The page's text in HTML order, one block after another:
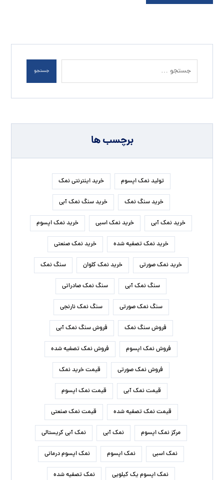
جستجو
برچسب ها
تولید نمک اپسوم خرید اینترنتی نمک
خرید سنگ نمک خرید سنگ نمک آبی
خرید نمک آبی خرید نمک اسبی خرید نمک اپسوم
خرید نمک تصفیه شده خرید نمک صنعتی
خرید نمک صورتی خرید نمک کلوان سنگ نمک
سنگ نمک آبی سنگ نمک صادراتی
سنگ نمک صورتی سنگ نمک نارنجی
فروش سنگ نمک فروش سنگ نمک آبی
فروش نمک اپسوم فروش نمک تصفیه شده
فروش نمک صورتی قیمت خرید نمک
قیمت نمک آبی قیمت نمک اپسوم
قیمت نمک تصفیه شده قیمت نمک صنعتی
مرکز نمک اپسوم نمک آبی نمک آبی کریستالی
نمک اسبی نمک اپسوم نمک اپسوم درمانی
نمک اپسوم یک کیلویی نمک تصفیه شده